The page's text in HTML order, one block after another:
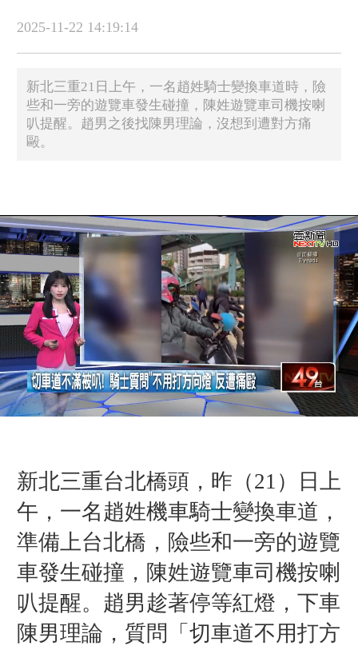
2025-11-22 14:19:14
新北三重21日上午，一名趙姓騎士變換車道時，險
些和一旁的遊覽車發生碰撞，陳姓遊覽車司機按喇
叭提醒。趙男之後找陳男理論，沒想到遭對方痛
毆。
新北三重台北橋頭，昨（21）日上
午，一名趙姓機車騎士變換車道，
準備上台北橋，險些和一旁的遊覽
車發生碰撞，陳姓遊覽車司機按喇
叭提醒。趙男趁著停等紅燈，下車
陳男理論，質問「切車道不用打方